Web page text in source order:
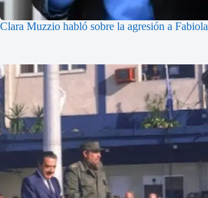
Clara Muzzio habló sobre la agresión a Fabiola